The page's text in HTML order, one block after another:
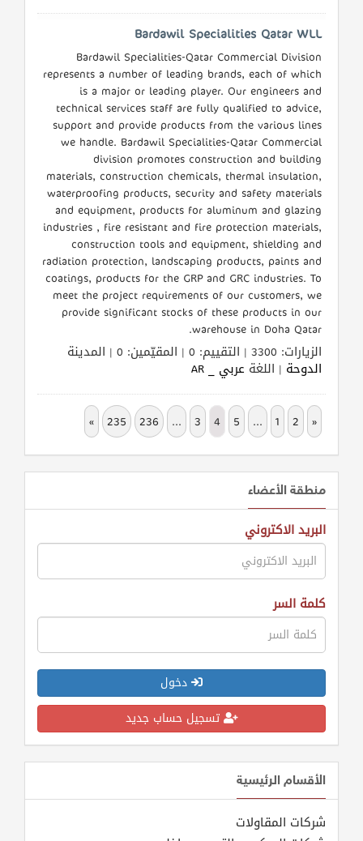
Bardawil Specialities Qatar WLL
Bardawil Specialities-Qatar Commercial Division
represents a number of leading brands, each of which
is a major or leading player. Our engineers and
technical services staff are fully qualified to advice,
support and provide products from the various lines
we handle. Bardawil Specialities-Qatar Commercial
division promotes construction and building
materials, construction chemicals, thermal insulation,
waterproofing products, security and safety materials
and equipment, products for aluminum and glazing
industries , fire resistant and fire protection materials,
construction tools and equipment, shielding and
radiation protection, landscaping products, paints and
coatings, products for the GRP and GRC industries. To
meet the project requirements of our customers, we
provide significant stocks of these products in our
warehouse in Doha Qatar.
الزيارات: 3300 | التقييم: 0 | المقيّمين: 0 | المدينة
الدوحة | اللغة عربي _ AR
«
1 2
...
3 4 5
...
235 236
»
منطقة الأعضاء
البريد الاكتروني
كلمة السر
دخول
تسجيل حساب جديد
الأقسام الرئيسية
شركات المقاولات